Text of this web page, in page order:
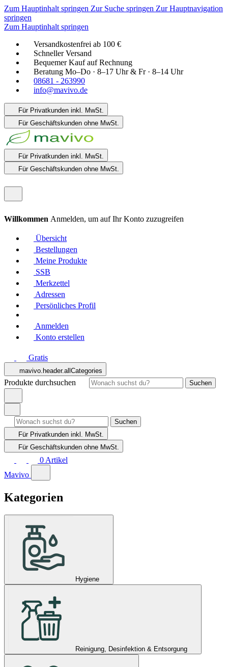
Zum Hauptinhalt springen Zur Suche springen Zur Hauptnavigation
springen
Zum Hauptinhalt springen
Versandkostenfrei ab 100 €
Schneller Versand
Bequemer Kauf auf Rechnung
Beratung Mo–Do · 8–17 Uhr & Fr · 8–14 Uhr
08681 - 263990
info@mavivo.de
Für Privatkunden inkl. MwSt.
Für Geschäftskunden ohne MwSt.
Für Privatkunden inkl. MwSt.
Für Geschäftskunden ohne MwSt.
Willkommen Anmelden, um auf Ihr Konto zuzugreifen
Übersicht
Bestellungen
Meine Produkte
SSB
Merkzettel
Adressen
Persönliches Profil
Anmelden
Konto erstellen
Gratis
mavivo.header.allCategories
Produkte durchsuchen Suchen
Suchen
Für Privatkunden inkl. MwSt.
Für Geschäftskunden ohne MwSt.
0 Artikel
Mavivo
Kategorien
Hygiene
Reinigung, Desinfektion & Entsorgung